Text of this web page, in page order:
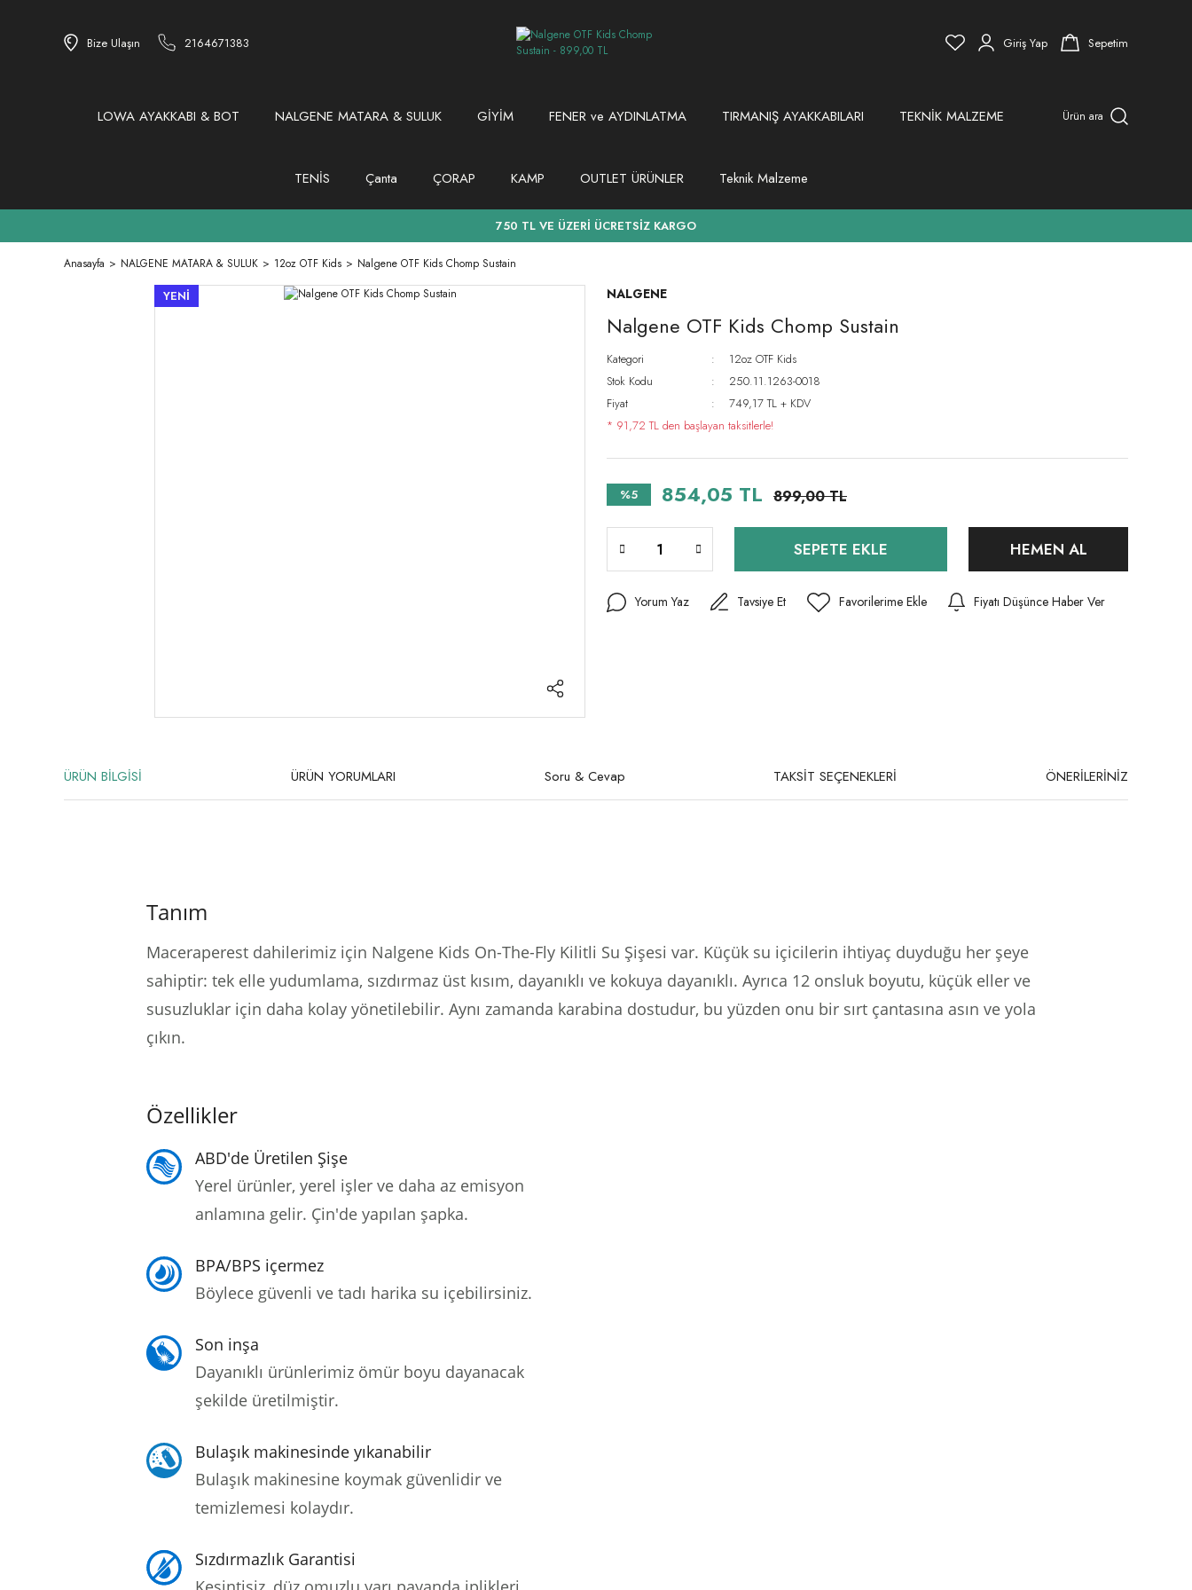
Bize Ulaşın 2164671383 Giriş Yap Sepetim
LOWA AYAKKABI & BOT NALGENE MATARA & SULUK GİYİM FENER ve AYDINLATMA TIRMANIŞ AYAKKABILARI TEKNİK MALZEME
TENİS Çanta ÇORAP KAMP OUTLET ÜRÜNLER Teknik Malzeme
Ürün ara
750 TL VE ÜZERİ ÜCRETSİZ KARGO
Anasayfa NALGENE MATARA & SULUK 12oz OTF Kids Nalgene OTF Kids Chomp Sustain
YENİ NALGENE
Nalgene OTF Kids Chomp Sustain
Kategori
12oz OTF Kids
Stok Kodu
250.11.1263-0018
Fiyat
749,17 TL + KDV
* 91,72 TL den başlayan taksitlerle!
%5 854,05 TL 899,00 TL
SEPETE EKLE HEMEN AL
Yorum Yaz Tavsiye Et Fiyatı Düşünce Haber Ver
ÜRÜN BİLGİSİ ÜRÜN YORUMLARI Soru & Cevap TAKSİT SEÇENEKLERİ ÖNERİLERİNİZ
Tanım
Maceraperest dahilerimiz için Nalgene Kids On-The-Fly Kilitli Su Şişesi var. Küçük su içicilerin ihtiyaç duyduğu her şeye
sahiptir: tek elle yudumlama, sızdırmaz üst kısım, dayanıklı ve kokuya dayanıklı. Ayrıca 12 onsluk boyutu, küçük eller ve
susuzluklar için daha kolay yönetilebilir. Aynı zamanda karabina dostudur, bu yüzden onu bir sırt çantasına asın ve yola
çıkın.
Özellikler
ABD'de Üretilen Şişe
Yerel ürünler, yerel işler ve daha az emisyon
anlamına gelir. Çin'de yapılan şapka.
BPA/BPS içermez
Böylece güvenli ve tadı harika su içebilirsiniz.
Son inşa
Dayanıklı ürünlerimiz ömür boyu dayanacak
şekilde üretilmiştir.
Bulaşık makinesinde yıkanabilir
Bulaşık makinesine koymak güvenlidir ve
temizlemesi kolaydır.
Sızdırmazlık Garantisi